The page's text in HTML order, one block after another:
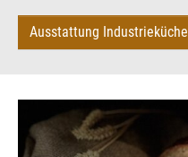
Ausstattung Industrieküche